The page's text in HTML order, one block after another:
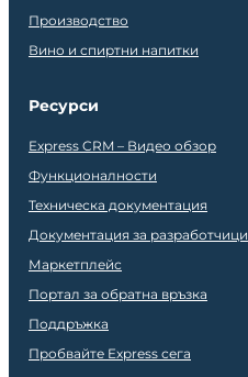
Производство
Вино и спиртни напитки
Ресурси
Express CRM – Видео обзор
Функционалности
Техническа документация
Документация за разработчици
Маркетплейс
Портал за обратна връзка
Поддръжка
Пробвайте Express сега